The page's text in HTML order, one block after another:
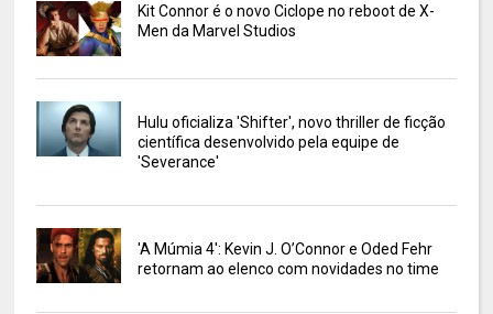
Kit Connor é o novo Ciclope no reboot de X-
Men da Marvel Studios
Hulu oficializa 'Shifter', novo thriller de ficção
científica desenvolvido pela equipe de
'Severance'
'A Múmia 4': Kevin J. O’Connor e Oded Fehr
retornam ao elenco com novidades no time